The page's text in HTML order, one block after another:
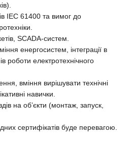
IEC 61400 та вимог до
SCADA-систем.
енергосистем, інтеграції в
роботи електротехнічного
вміння вирішувати технічні
навички.
на об’єкти (монтаж, запуск,
сертифікатів буде перевагою.